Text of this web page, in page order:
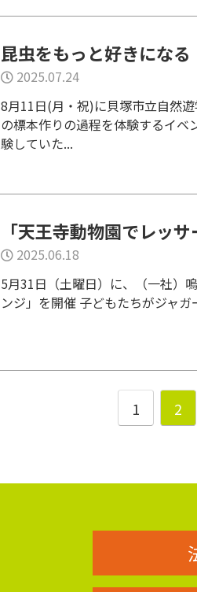
昆虫をもっと好きになる
2025.07.24
8月11日(月・祝)に貝塚市立自然
の標本作りの過程を体験するイベ
験していた...
「天王寺動物園でレッ
2025.06.18
5月31日（土曜日）に、（一社）
ンジ」を開催 子どもたちがジャ
1 2